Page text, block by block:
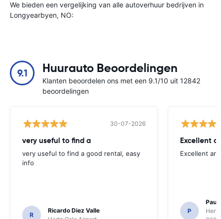
We bieden een vergelijking van alle autoverhuur bedrijven in
Longyearbyen, NO:
9.1 Huurauto Beoordelingen
Klanten beoordelen ons met een 9.1/10 uit 12842
beoordelingen
30-07-2026
very useful to find a
very useful to find a good rental, easy
info
R
Ricardo Diez Valle
Excellent
Excellent
P
Paul